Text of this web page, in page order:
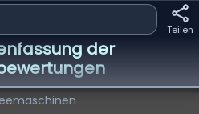
Teilen
der